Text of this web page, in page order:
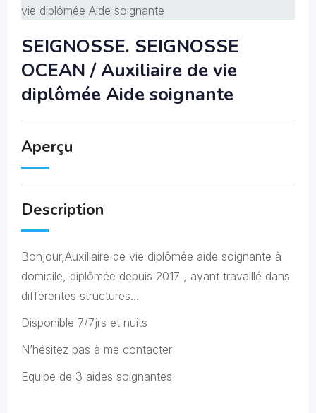
SEIGNOSSE. SEIGNOSSE
OCEAN / Auxiliaire de vie
diplômée Aide soignante
Aperçu
Description
Bonjour,Auxiliaire de vie diplômée aide soignante à
domicile, diplômée depuis 2017 , ayant travaillé dans
différentes structures…
Disponible 7/7jrs et nuits
N’hésitez pas à me contacter
Equipe de 3 aides soignantes